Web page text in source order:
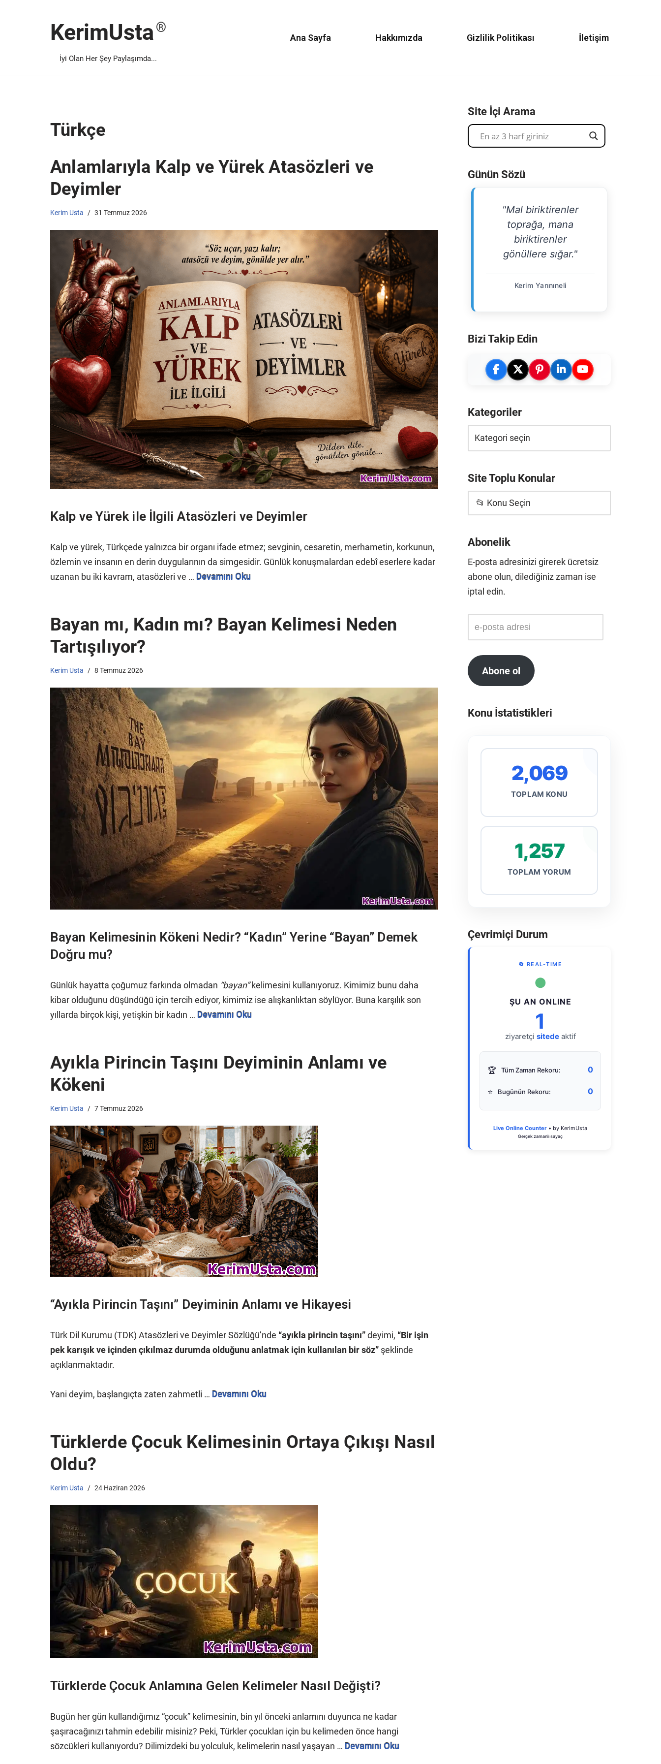
KerimUsta
İyi Olan Her Şey Paylaşımda...
Ana Sayfa Hakkımızda Gizlilik Politikası İletişim
Türkçe
Anlamlarıyla Kalp ve Yürek Atasözleri ve
Deyimler
Kerim Usta 31 Temmuz 2026
Kalp ve Yürek ile İlgili Atasözleri ve Deyimler
Kalp ve yürek, Türkçede yalnızca bir organı ifade etmez; sevginin, cesaretin, merhametin, korkunun,
özlemin ve insanın en derin duygularının da simgesidir. Günlük konuşmalardan edebî eserlere kadar
uzanan bu iki kavram, atasözleri ve … Devamını Oku
Bayan mı, Kadın mı? Bayan Kelimesi Neden
Tartışılıyor?
Kerim Usta 8 Temmuz 2026
Bayan Kelimesinin Kökeni Nedir? “Kadın” Yerine “Bayan” Demek
Doğru mu?
Günlük hayatta çoğumuz farkında olmadan “bayan”kelimesini kullanıyoruz. Kimimiz bunu daha
kibar olduğunu düşündüğü için tercih ediyor, kimimiz ise alışkanlıktan söylüyor. Buna karşılık son
yıllarda birçok kişi, yetişkin bir kadın … Devamını Oku
Ayıkla Pirincin Taşını Deyiminin Anlamı ve
Kökeni
Kerim Usta 7 Temmuz 2026
“Ayıkla Pirincin Taşını” Deyiminin Anlamı ve Hikayesi
Türk Dil Kurumu (TDK) Atasözleri ve Deyimler Sözlüğü’nde “ayıkla pirincin taşını”deyimi, “Bir işin
pek karışık ve içinden çıkılmaz durumda olduğunu anlatmak için kullanılan bir söz” şeklinde
açıklanmaktadır.
Yani deyim, başlangıçta zaten zahmetli … Devamını Oku
Türklerde Çocuk Kelimesinin Ortaya Çıkışı Nasıl
Oldu?
Kerim Usta 24 Haziran 2026
Türklerde Çocuk Anlamına Gelen Kelimeler Nasıl Değişti?
Bugün her gün kullandığımız “çocuk” kelimesinin, bin yıl önceki anlamını duyunca ne kadar
şaşıracağınızı tahmin edebilir misiniz? Peki, Türkler çocukları için bu kelimeden önce hangi
sözcükleri kullanıyordu? Dilimizdeki bu yolculuk, kelimelerin nasıl yaşayan … Devamını Oku
Site İçi Arama
Günün Sözü
"Mal biriktirenler
toprağa, mana
biriktirenler
gönüllere sığar."
Kerim Yarınıneli
Bizi Takip Edin
Kategoriler
Site Toplu Konular
📂 Konu Seçin
Abonelik
E-posta adresinizi girerek ücretsiz
abone olun, dilediğiniz zaman ise
iptal edin.
Abone ol
Konu İstatistikleri
2,069
TOPLAM KONU
1,257
TOPLAM YORUM
Çevrimiçi Durum
🔄 REAL-TIME
●
ŞU AN ONLINE
1
ziyaretçi sitedeaktif
🏆 Tüm Zaman Rekoru: 0
⭐ Bugünün Rekoru: 0
Live Online Counter • by KerimUsta
Gerçek zamanlı sayaç